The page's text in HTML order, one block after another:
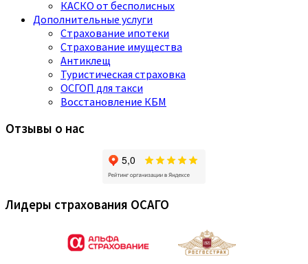
КАСКО от бесполисных
Дополнительные услуги
Страхование ипотеки
Страхование имущества
Антиклещ
Туристическая страховка
ОСГОП для такси
Восстановление КБМ
Отзывы о нас
Лидеры страхования ОСАГО